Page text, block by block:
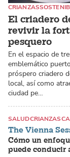
El criadero
revivir la
pesquero
CRIANZAS
En el espacio de
emblemático
próspero criadero
local, así como
ciudad pe…
The Vienna
Cómo un
puede conducir
SALUDCRIANZAS